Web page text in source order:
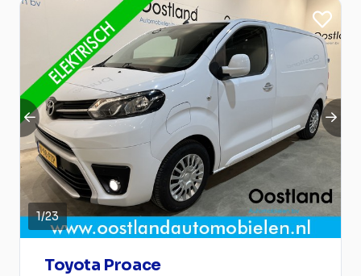
1/23
Toyota Proace